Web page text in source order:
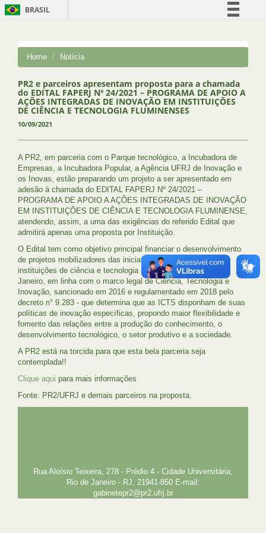
BRASIL
Comunica BR
Acesso à informação
Legislação
Home Notícia
PR2 e parceiros apresentam proposta para a chamada
do EDITAL FAPERJ Nº 24/2021 – PROGRAMA DE APOIO A
AÇÕES INTEGRADAS DE INOVAÇÃO EM INSTITUIÇÕES
DE CIÊNCIA E TECNOLOGIA FLUMINENSES
10/09/2021
A PR2, em parceria com o Parque tecnológico, a Incubadora de
Empresas, a Incubadora Popular, a Agência UFRJ de Inovação e
os Inovas, estão preparando um projeto a ser apresentado em
adesão à chamada do EDITAL FAPERJ Nº 24/2021 –
PROGRAMA DE APOIO A AÇÕES INTEGRADAS DE INOVAÇÃO
EM INSTITUIÇÕES DE CIÊNCIA E TECNOLOGIA FLUMINENSE,
atendendo, assim, a uma das exigências do referido Edital que
admitirá apenas uma proposta por Instituição.
O Edital tem como objetivo principal financiar o desenvolvimento
de projetos mobilizadores das iniciativas de inovação nas
instituições de ciência e tecnologia (ICT) do Estado do Rio de
Janeiro, em linha com o marco legal de Ciência, Tecnologia e
Inovação, sancionado em 2016 e regulamentado em 2018 pelo
decreto n° 9.283 - que determina que as ICTS disponham de suas
políticas de inovação específicas, propondo maior flexibilidade e
fomento das relações entre a produção do conhecimento, o
desenvolvimento tecnológico, o setor produtivo e a sociedade.
A PR2 está na torcida para que esta bela parceria seja
contemplada!!
Clique aqui para mais informações
Fonte: PR2/UFRJ e demais parceiros na proposta.
Rua Aloísio Teixeira, 278 - Prédio 4 - Cidade Universitária,
Rio de Janeiro - RJ, 21941-850 E-mail:
gabinetepr2@pr2.ufrj.br